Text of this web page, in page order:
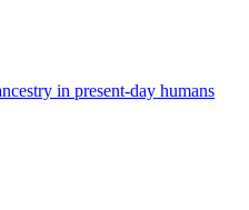
in present-day humans